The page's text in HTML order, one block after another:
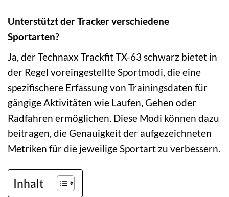
Unterstützt der Tracker verschiedene
Sportarten?
Ja, der Technaxx Trackfit TX-63 schwarz bietet in
der Regel voreingestellte Sportmodi, die eine
spezifischere Erfassung von Trainingsdaten für
gängige Aktivitäten wie Laufen, Gehen oder
Radfahren ermöglichen. Diese Modi können dazu
beitragen, die Genauigkeit der aufgezeichneten
Metriken für die jeweilige Sportart zu verbessern.
Inhalt